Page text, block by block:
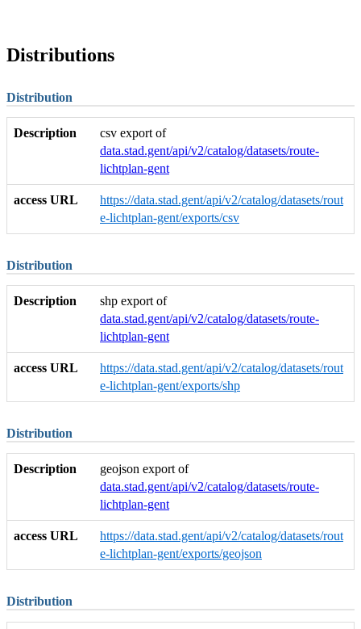
Distributions
Distribution
Description
csv export of
data.stad.gent/api/v2/catalog/datasets/route-
lichtplan-gent
access URL
https://data.stad.gent/api/v2/catalog/datasets/rout
e-lichtplan-gent/exports/csv
Distribution
Description
shp export of
data.stad.gent/api/v2/catalog/datasets/route-
lichtplan-gent
access URL
https://data.stad.gent/api/v2/catalog/datasets/rout
e-lichtplan-gent/exports/shp
Distribution
Description
geojson export of
data.stad.gent/api/v2/catalog/datasets/route-
lichtplan-gent
access URL
https://data.stad.gent/api/v2/catalog/datasets/rout
e-lichtplan-gent/exports/geojson
Distribution